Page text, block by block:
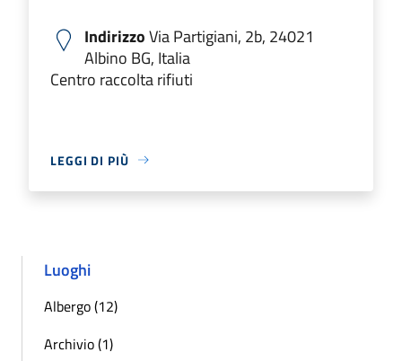
IndirizzoVia Partigiani, 2b, 24021
Albino BG, Italia
Centro raccolta rifiuti
LEGGI DI PIÙ
Luoghi
Albergo (12)
Archivio (1)